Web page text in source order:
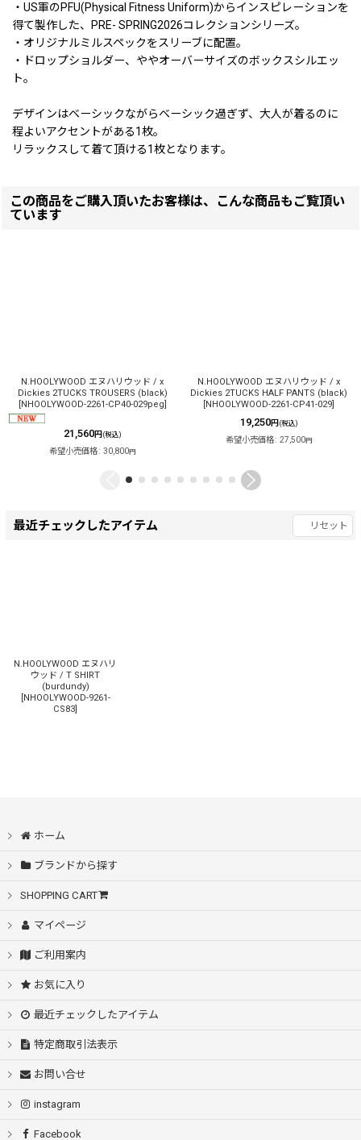
・US軍のPFU(Physical Fitness Uniform)からインスピレーションを
得て製作した、PRE- SPRING2026コレクションシリーズ。
・オリジナルミルスペックをスリーブに配置。
・ドロップショルダー、ややオーバーサイズのボックスシルエッ
ト。
デザインはベーシックながらベーシック過ぎず、大人が着るのに
程よいアクセントがある1枚。
リラックスして着て頂ける1枚となります。
この商品をご購入頂いたお客様は、こんな商品もご覧頂い
ています
N.HOOLYWOOD エヌハリウッド / x
Dickies 2TUCKS TROUSERS (black)
[NHOOLYWOOD-2261-CP40-029peg]
21,560円 (税込)
希望小売価格: 30,800円
N.HOOLYWOOD エヌハリウッド / x
Dickies 2TUCKS HALF PANTS (black)
[NHOOLYWOOD-2261-CP41-029]
19,250円 (税込)
希望小売価格: 27,500円
最近チェックしたアイテム リセット
N.HOOLYWOOD エヌハリ
ウッド / T SHIRT
(burdundy)
[NHOOLYWOOD-9261-
CS83]
ホーム
ブランドから探す
SHOPPING CART
マイページ
ご利用案内
お気に入り
最近チェックしたアイテム
特定商取引法表示
お問い合せ
instagram
Facebook